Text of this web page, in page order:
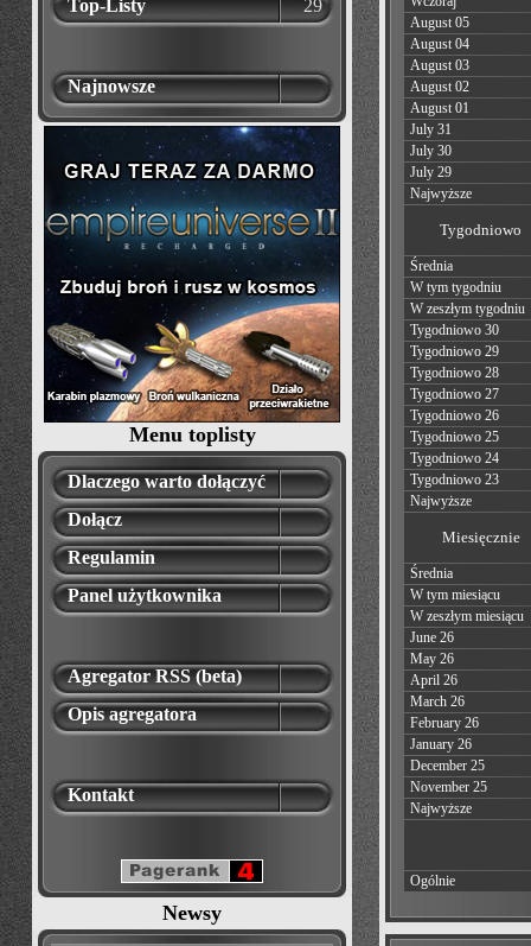
Top-Listy
29
Najnowsze
Menu toplisty
Dlaczego warto dołączyć
Dołącz
Regulamin
Panel użytkownika
Agregator RSS (beta)
Opis agregatora
Kontakt
Newsy
August 05
August 04
August 03
August 02
August 01
July 31
July 30
July 29
Najwyższe
Tygodniowo
Średnia
W tym tygodniu
W zeszłym tygodniu
Tygodniowo 30
Tygodniowo 29
Tygodniowo 28
Tygodniowo 27
Tygodniowo 26
Tygodniowo 25
Tygodniowo 24
Tygodniowo 23
Najwyższe
Miesięcznie
Średnia
W tym miesiącu
W zeszłym miesiącu
June 26
May 26
April 26
March 26
February 26
January 26
December 25
November 25
Najwyższe
Ogólnie